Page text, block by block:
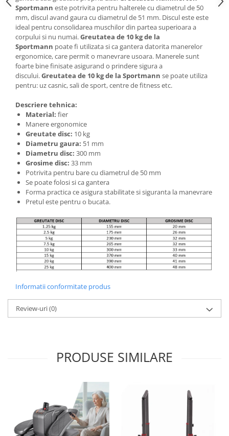
Sportmann este potrivita pentru halterele cu diametrul de 50
mm, discul avand gaura cu diametrul de 51 mm. Discul este este
ideal pentru consolidarea muschilor din partea superioara a
corpului si nu numai.Greutatea de 10 kg de la
Sportmann poate fi utilizata si ca gantera datorita manerelor
ergonomice, care permit o manevrare usoara. Manerele sunt
foarte bine finisate asigurand o prindere sigura a
discului.Greutatea de 10 kg de la Sportmann se poate utiliza
pentru: uz casnic, sali de sport, centre de fitness etc.
Descriere tehnica:
Material: fier
Manere ergonomice
Greutate disc: 10 kg
Diametru gaura: 51 mm
Diametru disc: 300 mm
Grosime disc: 33 mm
Potrivita pentru bare cu diametrul de 50 mm
Se poate folosi si ca gantera
Forma practica ce asigura stabilitate si siguranta la manevrare
Pretul este pentru o bucata.
Informatii conformitate produs
Review-uri(0)
PRODUSE SIMILARE